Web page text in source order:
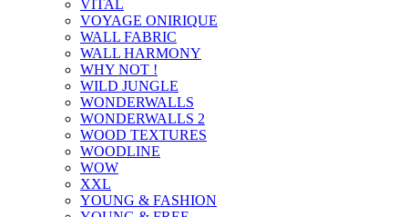
VITAL
VOYAGE ONIRIQUE
WALL FABRIC
WALL HARMONY
WHY NOT !
WILD JUNGLE
WONDERWALLS
WONDERWALLS 2
WOOD TEXTURES
WOODLINE
WOW
XXL
YOUNG & FASHION